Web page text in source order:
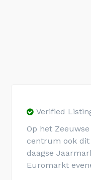
Verified
Op het
centrum ook dit
daagse
Euromarkt